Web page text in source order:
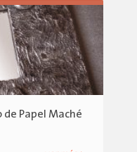
de Papel Maché